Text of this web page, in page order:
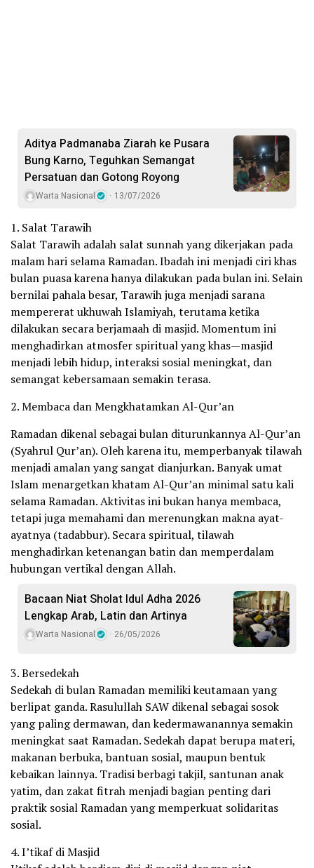
​Aditya Padmanaba Ziarah ke Pusara
Bung Karno, Teguhkan Semangat
Persatuan dan Gotong Royong
Warta Nasional 13/07/2026
1. Salat Tarawih
Salat Tarawih adalah salat sunnah yang dikerjakan pada
malam hari selama Ramadan. Ibadah ini menjadi ciri khas
bulan puasa karena hanya dilakukan pada bulan ini. Selain
bernilai pahala besar, Tarawih juga menjadi sarana
mempererat ukhuwah Islamiyah, terutama ketika
dilakukan secara berjamaah di masjid. Momentum ini
menghadirkan atmosfer spiritual yang khas—masjid
menjadi lebih hidup, interaksi sosial meningkat, dan
semangat kebersamaan semakin terasa.
2. Membaca dan Mengkhatamkan Al-Qur’an
Ramadan dikenal sebagai bulan diturunkannya Al-Qur’an
(Syahrul Qur’an). Oleh karena itu, memperbanyak tilawah
menjadi amalan yang sangat dianjurkan. Banyak umat
Islam menargetkan khatam Al-Qur’an minimal satu kali
selama Ramadan. Aktivitas ini bukan hanya membaca,
tetapi juga memahami dan merenungkan makna ayat-
ayatnya (tadabbur). Secara spiritual, tilawah
menghadirkan ketenangan batin dan memperdalam
hubungan vertikal dengan Allah.
Bacaan Niat Sholat Idul Adha 2026
Lengkap Arab, Latin dan Artinya
Warta Nasional 26/05/2026
3. Bersedekah
Sedekah di bulan Ramadan memiliki keutamaan yang
berlipat ganda. Rasulullah SAW dikenal sebagai sosok
yang paling dermawan, dan kedermawanannya semakin
meningkat saat Ramadan. Sedekah dapat berupa materi,
makanan berbuka, bantuan sosial, maupun bentuk
kebaikan lainnya. Tradisi berbagi takjil, santunan anak
yatim, dan zakat fitrah menjadi bagian penting dari
praktik sosial Ramadan yang memperkuat solidaritas
sosial.
4. I’tikaf di Masjid